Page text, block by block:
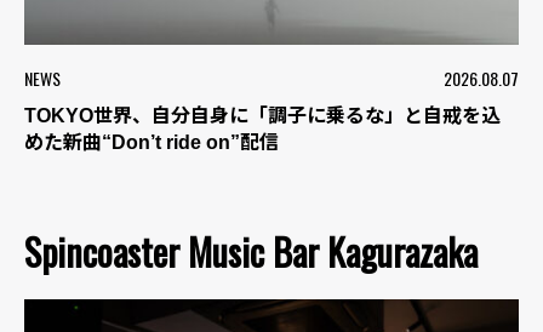
NEWS 2026.08.07
TOKYO世界、自分自身に「調子に乗るな」と自戒を込
めた新曲“Don’t ride on”配信
Spincoaster Music Bar Kagurazaka